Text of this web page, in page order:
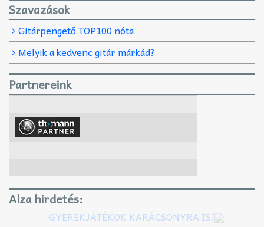
Szavazások
Gitárpengető TOP100 nóta
Melyik a kedvenc gitár márkád?
Partnereink
Alza hirdetés:
GYEREKJÁTÉKOK KARÁCSONYRA IS!